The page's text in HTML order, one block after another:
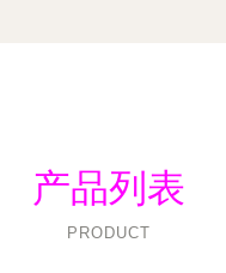
产品列表
PRODUCT